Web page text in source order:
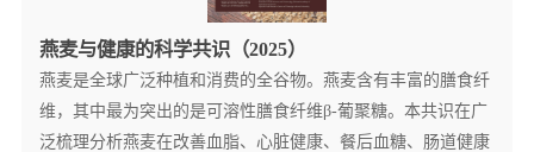
燕麦与健康的科学共识（2025）
燕麦是全球广泛种植和消费的全谷物。燕麦含有丰富的膳食纤
维，其中最为突出的是可溶性膳食纤维β‑葡聚糖。本共识在广
泛梳理分析燕麦在改善血脂、心脏健康、餐后血糖、肠道健康